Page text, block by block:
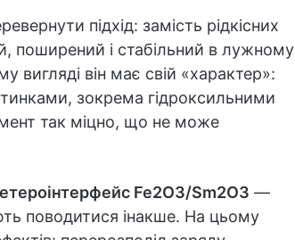
підхід: замість рідкісних
поширений і стабільний в лужному
вигляді він має свій «характер»:
зокрема гідроксильними
так міцно, що не може
Fe2O3/Sm2O3 —
поводитися інакше. На цьому